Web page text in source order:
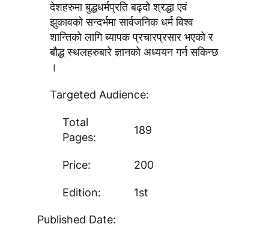
देशहरुमा बुद्धधर्मप्रति बढ्दो श्रद्धा एवं
झुकावको सन्दर्भमा सार्वजनिक धर्म विश्व
शान्तिको लागि ब्यापक प्रचारप्रसार भएको र
बौद्ध स्थलहरुबारे ज्ञानको अध्ययन गर्न सकिन्छ
।
Targeted Audience:
Total
Pages:
189
Price: 200
Edition: 1st
Published Date: